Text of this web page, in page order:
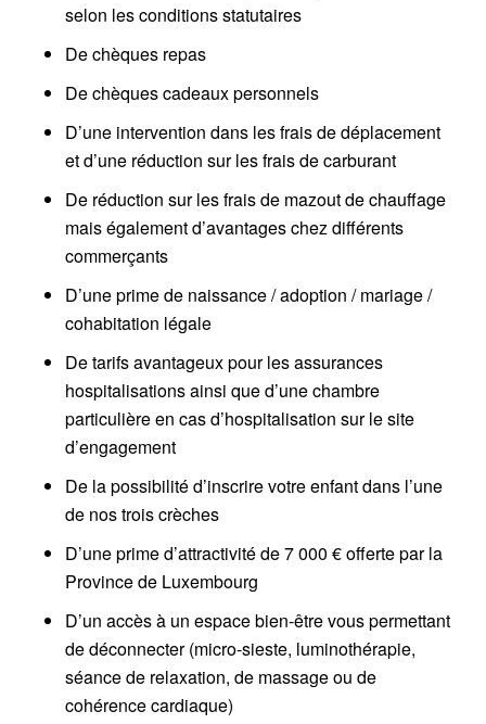
selon les conditions statutaires
De chèques repas
De chèques cadeaux personnels
D’une intervention dans les frais de déplacement
et d’une réduction sur les frais de carburant
De réduction sur les frais de mazout de chauffage
mais également d’avantages chez différents
commerçants
D’une prime de naissance / adoption / mariage /
cohabitation légale
De tarifs avantageux pour les assurances
hospitalisations ainsi que d’une chambre
particulière en cas d’hospitalisation sur le site
d’engagement
De la possibilité d’inscrire votre enfant dans l’une
de nos trois crèches
D’une prime d’attractivité de 7 000 € offerte par la
Province de Luxembourg
D’un accès à un espace bien-être vous permettant
de déconnecter (micro-sieste, luminothérapie,
séance de relaxation, de massage ou de
cohérence cardiaque)